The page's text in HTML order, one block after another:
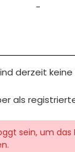
-
derzeit
als
sein, um das